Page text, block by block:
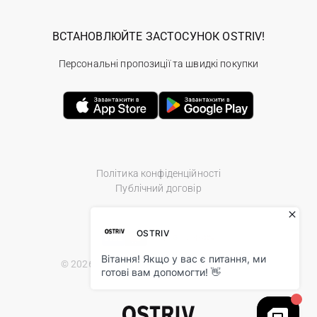
Політика конфіденційності
Публічний договір
© 2026 Ostriv.ua Store. All Rights Reserved.
ВСТАНОВЛЮЙТЕ ЗАСТОСУНОК OSTRIV!
Персональні пропозиції та швидкі покупки